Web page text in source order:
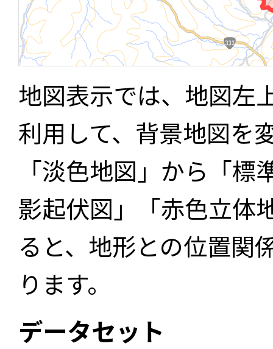
地図表示では、地図左
利用して、背景地図を
「淡色地図」から「
影起伏図」「赤色立体
ると、地形との位置関
ります。
データセット